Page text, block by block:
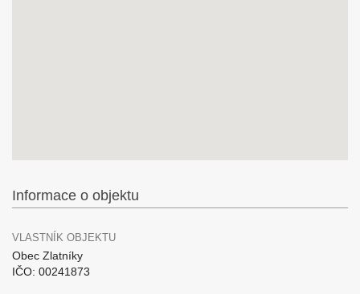
Informace o objektu
VLASTNÍK OBJEKTU
Obec Zlatníky
IČO: 00241873